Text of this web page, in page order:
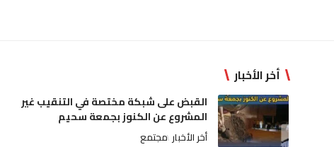
أخر الأخبار
القبض على شبكة مختصة في التنقيب غير
المشروع عن الكنوز بجمعة سحيم
أخر الأخبار مجتمع